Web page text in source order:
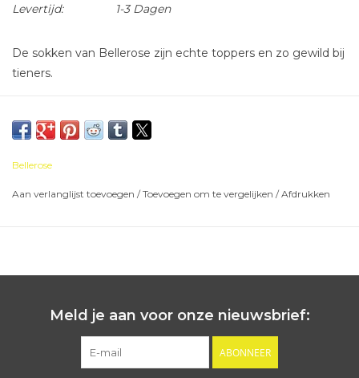
Levertijd:
1-3 Dagen
De sokken van Bellerose zijn echte toppers en zo gewild bij
tieners.
Bellerose
Aan verlanglijst toevoegen /Toevoegen om te vergelijken /Afdrukken
Meld je aan voor onze nieuwsbrief:
ABONNEER